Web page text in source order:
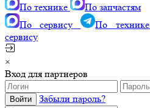
По технике
По запчастям
По сервису
По технике
сервису
×
Вход для партнеров
Забыли пароль?